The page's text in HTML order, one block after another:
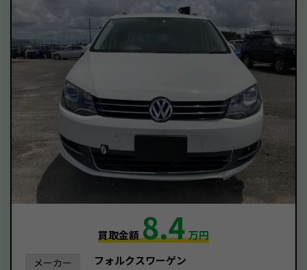
買取金額8.4万円
メーカー フォルクスワーゲン